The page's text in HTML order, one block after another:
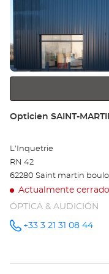
ENTER
obtener
más
información
Tienda:
Opticien SAINT-
L'Inquetrie
RN 42
62280 Saint martin
Actualmente cerrado
ÓPTICA & AUDICIÓN
número
+33 3 21 31 08 44